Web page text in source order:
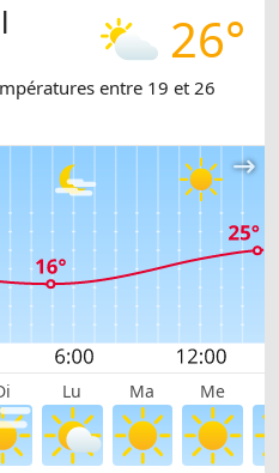
26°
entre 19 et 26
Lu Ma Me